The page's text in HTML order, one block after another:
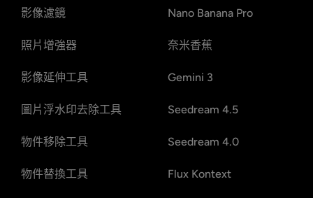
影像濾鏡
照片增強器
影像延伸工具
圖片浮水印去除工具
物件移除工具
物件替換工具
Nano Banana Pro
奈米香蕉
Gemini 3
Seedream 4.5
Seedream 4.0
Flux Kontext